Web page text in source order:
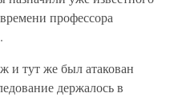
профессора
и тут же был атакован
держалось в